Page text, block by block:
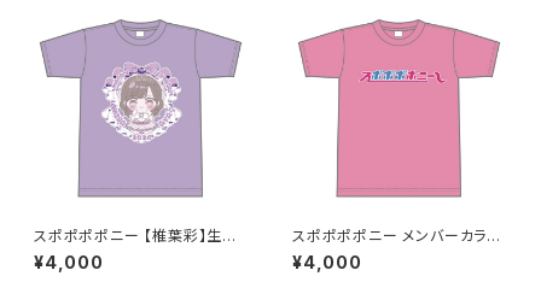
スポポポポニー 【椎葉彩】生誕
祭Tシャツ S〜XLサイズ
¥4,000
スポポポポニー メンバーカラー
シンプルデザイン ロゴTシャツ
ピンク S〜XLサイズ
¥4,000